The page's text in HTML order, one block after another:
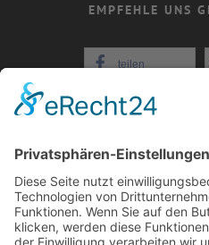
EMPFEHLE UNS
teilen
teilen
+352 26721808